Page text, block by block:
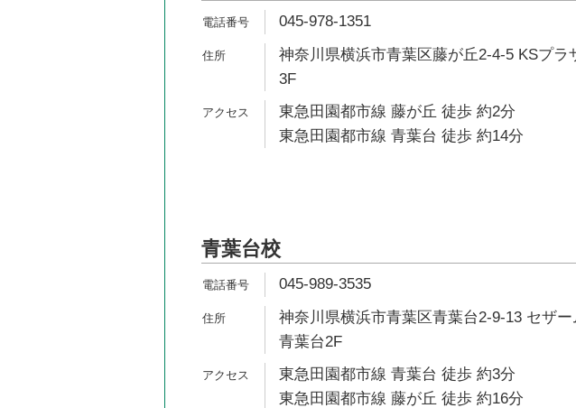
045-978-1351
神奈川県横浜市青葉区藤が丘2-4-5 KSプラ
3F
東急田園都市線 藤が丘 徒歩 約2分
東急田園都市線 青葉台 徒歩 約14分
青葉台校
045-989-3535
神奈川県横浜市青葉区青葉台2-9-13 セザー
青葉台2F
東急田園都市線 青葉台 徒歩 約3分
東急田園都市線 藤が丘 徒歩 約16分